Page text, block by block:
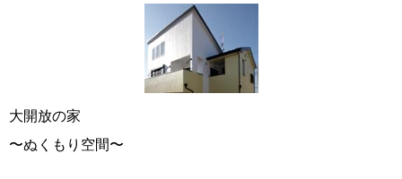
大開放の家
〜ぬくもり空間〜